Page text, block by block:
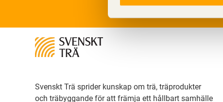
Svenskt Trä sprider kunskap om trä, träprodukter
och träbyggande för att främja ett hållbart samhälle